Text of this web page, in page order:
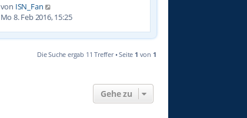
von ISN_Fan
Mo 8. Feb 2016, 15:25
Die Suche ergab 11 Treffer • Seite 1 von 1
Gehe zu